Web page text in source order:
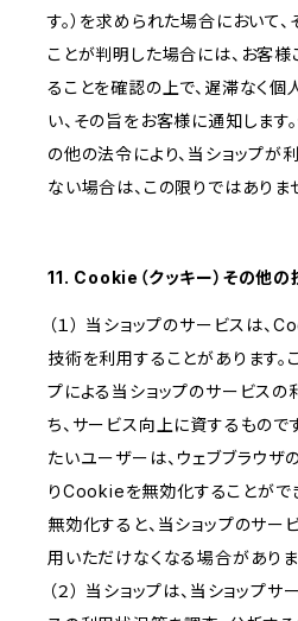
す。）を求められた場合において
ことが判明した場合には、お客
ることを確認の上で、遅滞なく
い、その旨をお客様に通知します
の他の法令により、当ショップ
ない場合は、この限りではありま
11. Cookie（クッキー）その他
（１） 当ショップのサービスは
技術を利用することがあります。
プによる当ショップのサービス
ち、サービス向上に資するもの
たいユーザーは、ウェブブラウザ
りCookieを無効化することがで
無効化すると、当ショップのサー
用いただけなくなる場合がありま
（２） 当ショップは、当ショップ